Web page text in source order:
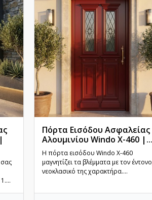
Γρήγορη προβολή
Πόρτα Εισόδου Ασφαλείας
Αλουμινίου Windo X-460 |...
Η πόρτα εισόδου Windo X-460
μαγνητίζει τα βλέμματα με τον
νεοκλασικό της χαρακτήρα....